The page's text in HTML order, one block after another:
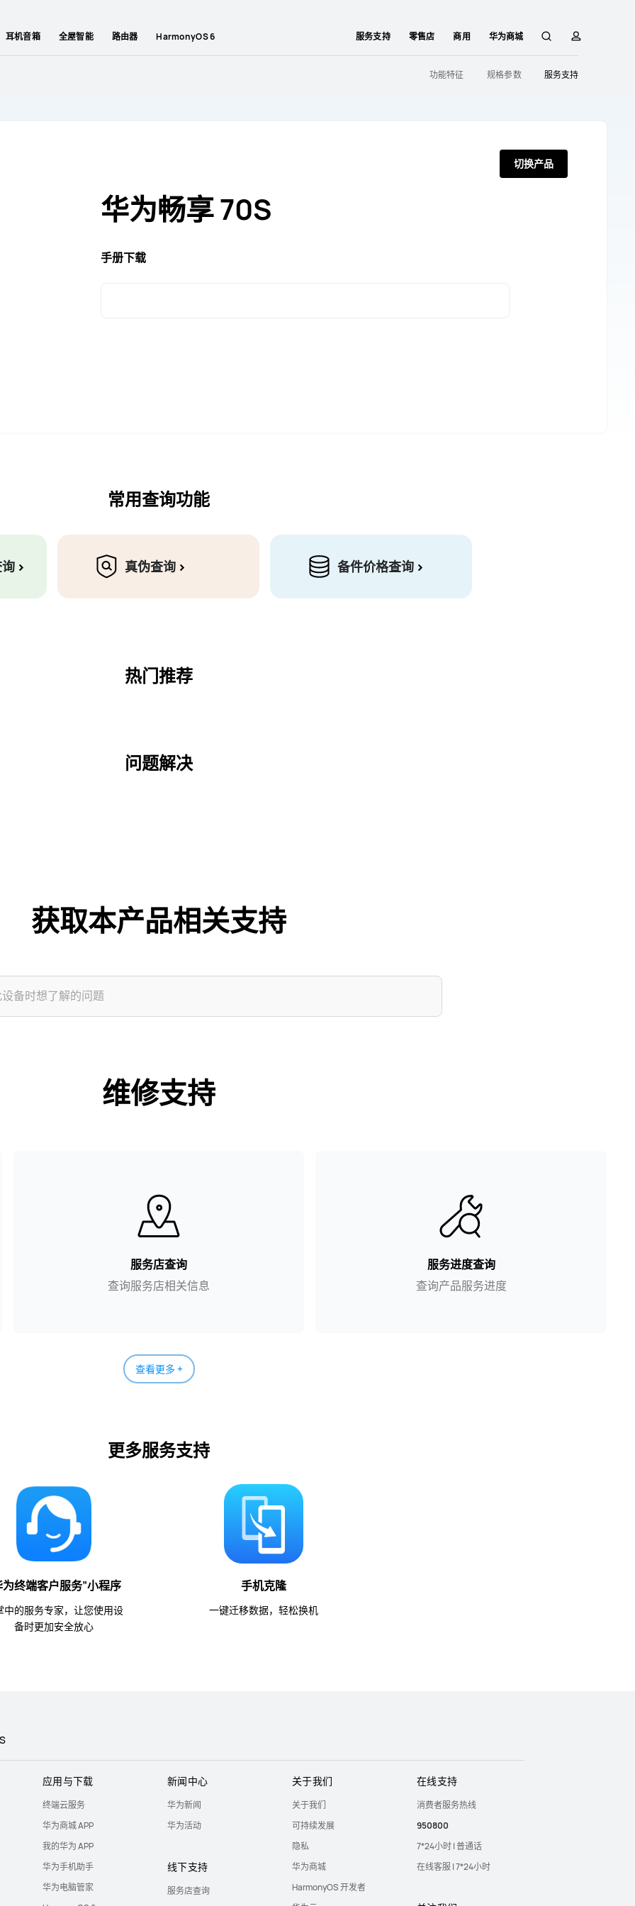
耳机音箱 全屋智能 路由器 HarmonyOS 6 服务支持 零售店 商用 华为商城
搜 简
功能特征 规格参数 服务支持
华为畅享 70S
手册下载
切换产品
常用查询功能
真伪查询 备件价格查询
热门推荐
问题解决
获取本产品相关支持
维修支持
服务店查询
查询服务店相关信息
服务进度查询
查询产品服务进度
查看更多 +
更多服务支持
为终端客户服务”小程序
中的服务专家，让您使用设
备时更加安全放心
手机克隆
一键迁移数据，轻松换机
应用与下载
终端云服务
华为商城 APP
我的华为 APP
华为手机助手
华为电脑管家
新闻中心
华为新闻
华为活动
线下支持
服务店查询
关于我们
关于我们
可持续发展
隐私
华为商城
HarmonyOS 开发者
在线支持
消费者服务热线
950800
7*24小时 | 普通话
在线客服 | 7*24小时